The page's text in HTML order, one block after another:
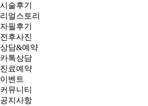
시술후기
리얼스토리
자필후기
전후사진
상담&예약
카톡상담
진료예약
이벤트
커뮤니티
공지사항